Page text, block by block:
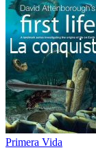
Primera Vida